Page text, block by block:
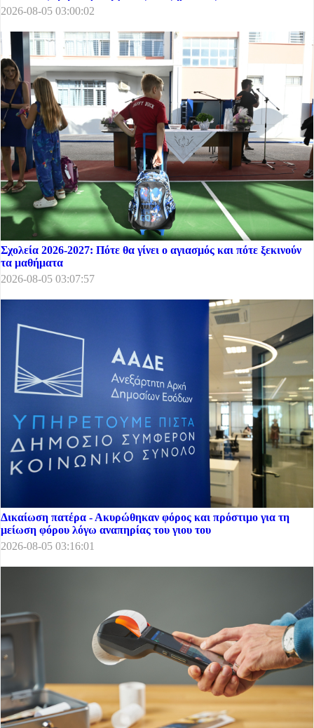
2026-08-05 03:00:02
Σχολεία 2026-2027: Πότε θα γίνει ο αγιασμός και πότε ξεκινούν
τα μαθήματα
2026-08-05 03:07:57
Δικαίωση πατέρα - Ακυρώθηκαν φόρος και πρόστιμο για τη
μείωση φόρου λόγω αναπηρίας του γιου του
2026-08-05 03:16:01